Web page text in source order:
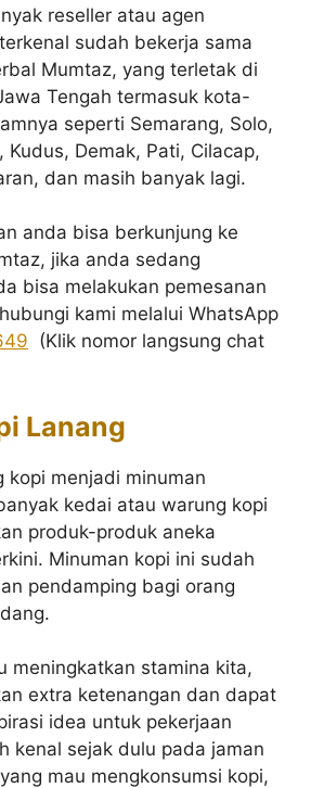
reseller atau agen
sudah bekerja sama
Mumtaz, yang terletak di
Tengah termasuk kota-
seperti Semarang, Solo,
Kudus, Demak, Pati, Cilacap,
dan masih banyak lagi.
anda bisa berkunjung ke
jika anda sedang
bisa melakukan pemesanan
kami melalui WhatsApp
(Klik nomor langsung chat
Lanang
kopi menjadi minuman
kedai atau warung kopi
produk-produk aneka
Minuman kopi ini sudah
pendamping bagi orang
meningkatkan stamina kita,
extra ketenangan dan dapat
idea untuk pekerjaan
kenal sejak dulu pada jaman
mau mengkonsumsi kopi,